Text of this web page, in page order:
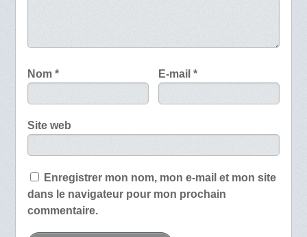
Nom * E-mail*
Site web
Enregistrer mon nom, mon e-mail et mon site
dans le navigateur pour mon prochain
commentaire.